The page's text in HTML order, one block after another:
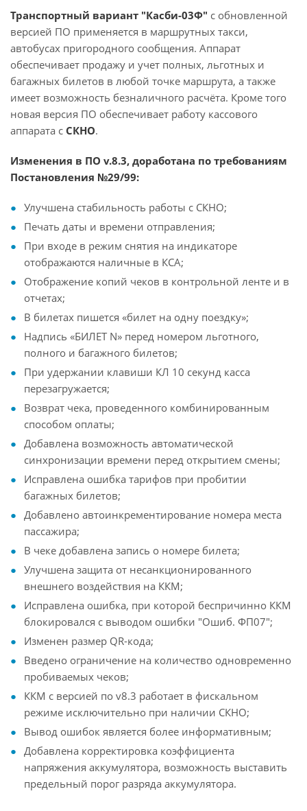
Транспортный вариант "Касби-03Ф" с обновленной
версией ПО применяется в маршрутных такси,
автобусах пригородного сообщения. Аппарат
обеспечивает продажу и учет полных, льготных и
багажных билетов в любой точке маршрута, а также
имеет возможность безналичного расчёта. Кроме того
новая версия ПО обеспечивает работу кассового
аппарата с СКНО.
Изменения в ПО v.8.3, доработана по требованиям
Постановления №29/99:
Улучшена стабильность работы с СКНО;
Печать даты и времени отправления;
При входе в режим снятия на индикаторе
отображаются наличные в КСА;
Отображение копий чеков в контрольной ленте и в
отчетах;
В билетах пишется «билет на одну поездку»;
Надпись «БИЛЕТ N» перед номером льготного,
полного и багажного билетов;
При удержании клавиши КЛ 10 секунд касса
перезагружается;
Возврат чека, проведенного комбинированным
способом оплаты;
Добавлена возможность автоматической
синхронизации времени перед открытием смены;
Исправлена ошибка тарифов при пробитии
багажных билетов;
Добавлено автоинкрементирование номера места
пассажира;
В чеке добавлена запись о номере билета;
Улучшена защита от несанкционированного
внешнего воздействия на ККМ;
Исправлена ошибка, при которой беспричинно ККМ
блокировался с выводом ошибки "Ошиб. ФП07";
Изменен размер QR-кода;
Введено ограничение на количество одновременно
пробиваемых чеков;
ККМ с версией по v8.3 работает в фискальном
режиме исключительно при наличии СКНО;
Вывод ошибок является более информативным;
Добавлена корректировка коэффициента
напряжения аккумулятора, возможность выставить
предельный порог разряда аккумулятора.